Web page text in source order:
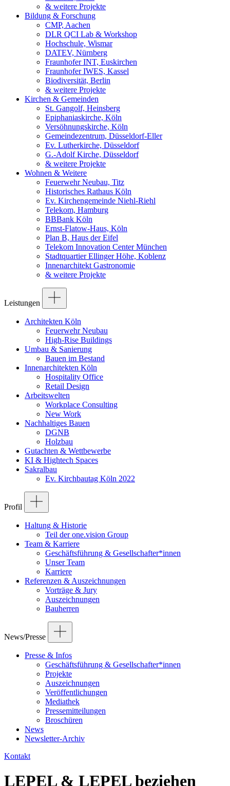
& weitere Projekte
Bildung & Forschung
CMP, Aachen
DLR QCI Lab & Workshop
Hochschule, Wismar
DATEV, Nürnberg
Fraunhofer INT, Euskirchen
Fraunhofer IWES, Kassel
Biodiversität, Berlin
& weitere Projekte
Kirchen & Gemeinden
St. Gangolf, Heinsberg
Epiphaniaskirche, Köln
Versöhnungskirche, Köln
Gemeindezentrum, Düsseldorf-Eller
Ev. Lutherkirche, Düsseldorf
G.-Adolf Kirche, Düsseldorf
& weitere Projekte
Wohnen & Weitere
Feuerwehr Neubau, Titz
Historisches Rathaus Köln
Ev. Kirchengemeinde Niehl-Riehl
Telekom, Hamburg
BBBank Köln
Ernst-Flatow-Haus, Köln
Plan B, Haus der Eifel
Telekom Innovation Center München
Stadtquartier Ellinger Höhe, Koblenz
Innenarchitekt Gastronomie
& weitere Projekte
Leistungen
Architekten Köln
Feuerwehr Neubau
High-Rise Buildings
Umbau & Sanierung
Bauen im Bestand
Innenarchitekten Köln
Hospitality Office
Retail Design
Arbeitswelten
Workplace Consulting
New Work
Nachhaltiges Bauen
DGNB
Holzbau
Gutachten & Wettbewerbe
KI & Hightech Spaces
Sakralbau
Ev. Kirchbautag Köln 2022
Profil
Haltung & Historie
Teil der one.vision Group
Team & Karriere
Geschäftsführung & Gesellschafter*innen
Unser Team
Karriere
Referenzen & Auszeichnungen
Vorträge & Jury
Auszeichnungen
Bauherren
News/Presse
Presse & Infos
Geschäftsführung & Gesellschafter*innen
Projekte
Auszeichnungen
Veröffentlichungen
Mediathek
Pressemitteilungen
Broschüren
News
Newsletter-Archiv
Kontakt
LEPEL & LEPEL beziehen